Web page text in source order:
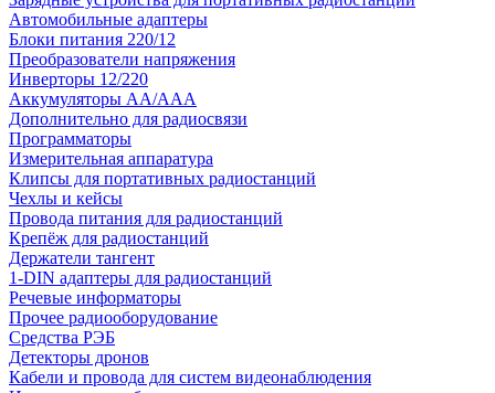
Автомобильные адаптеры
Блоки питания 220/12
Преобразователи напряжения
Инверторы 12/220
Аккумуляторы АА/ААА
Дополнительно для радиосвязи
Программаторы
Измерительная аппаратура
Клипсы для портативных радиостанций
Чехлы и кейсы
Провода питания для радиостанций
Крепёж для радиостанций
Держатели тангент
1-DIN адаптеры для радиостанций
Речевые информаторы
Прочее радиооборудование
Средства РЭБ
Детекторы дронов
Кабели и провода для систем видеонаблюдения